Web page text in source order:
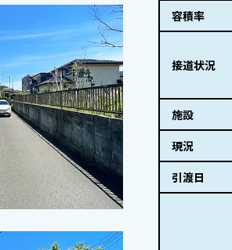
容積率
接道状況
施設
現況
引渡日